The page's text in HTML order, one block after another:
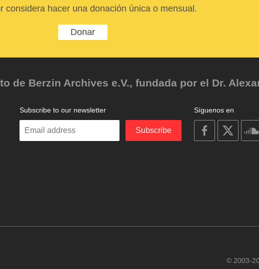
considera hacer una donación única o mensual.
Donar
de Berzin Archives e.V., fundada por el Dr.
Síguenos en
on
facebook
on
Subscribe to our newsletter
Enter
Subscribe
© 2003-